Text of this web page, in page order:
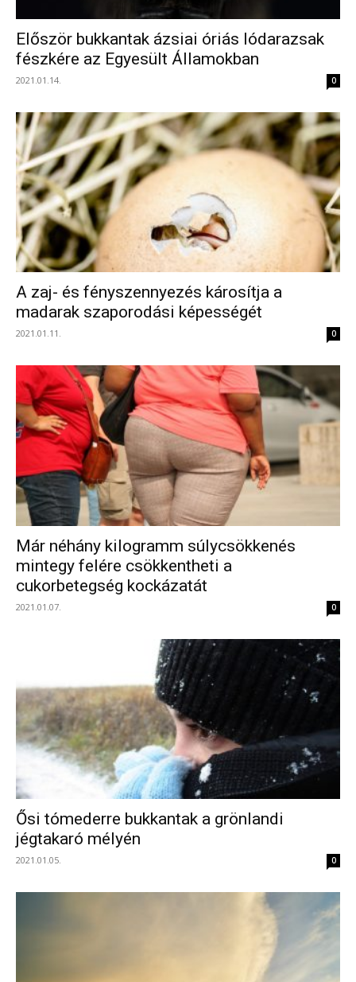
Először bukkantak ázsiai óriás lódarazsak
fészkére az Egyesült Államokban
2021.01.14. 0
A zaj- és fényszennyezés károsítja a
madarak szaporodási képességét
2021.01.11. 0
Már néhány kilogramm súlycsökkenés
mintegy felére csökkentheti a
cukorbetegség kockázatát
2021.01.07. 0
Ősi tómederre bukkantak a grönlandi
jégtakaró mélyén
2021.01.05. 0